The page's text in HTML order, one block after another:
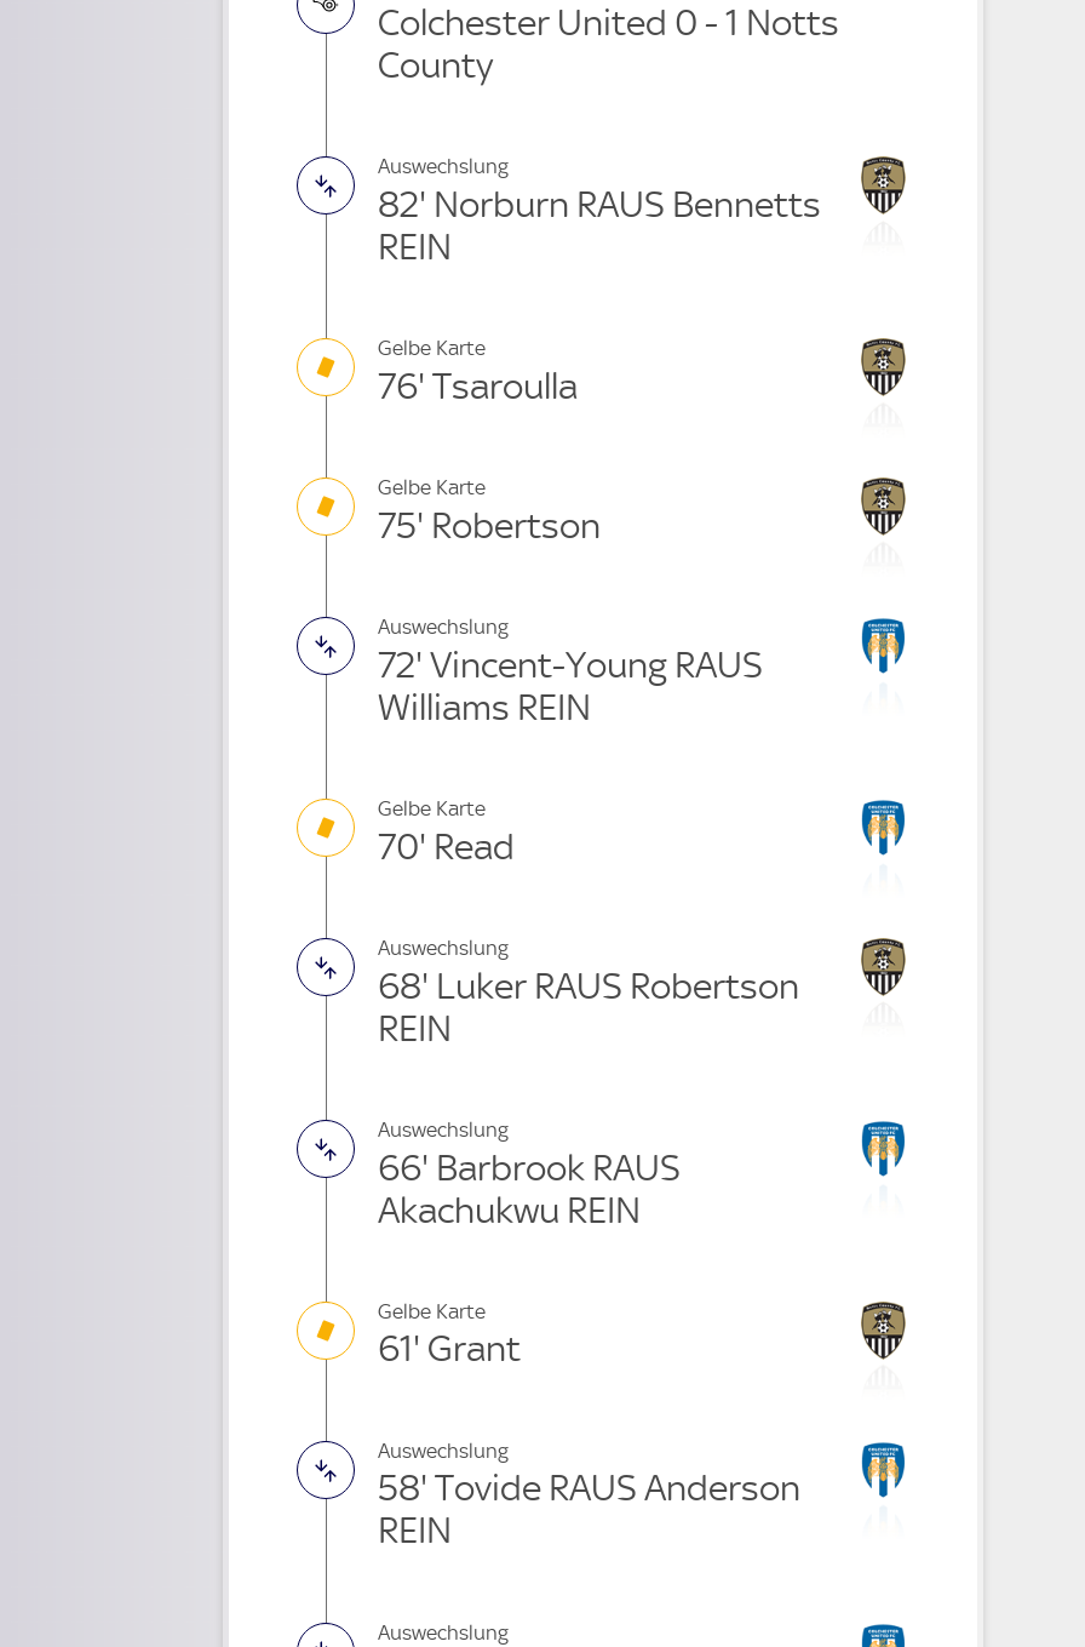
Colchester United 0 - 1 Notts
County
Auswechslung
82' Norburn RAUS Bennetts
REIN
Gelbe Karte
76' Tsaroulla
Gelbe Karte
75' Robertson
Auswechslung
72' Vincent-Young RAUS
Williams REIN
Gelbe Karte
70' Read
Auswechslung
68' Luker RAUS Robertson
REIN
Auswechslung
66' Barbrook RAUS
Akachukwu REIN
Gelbe Karte
61' Grant
Auswechslung
58' Tovide RAUS Anderson
REIN
Auswechslung